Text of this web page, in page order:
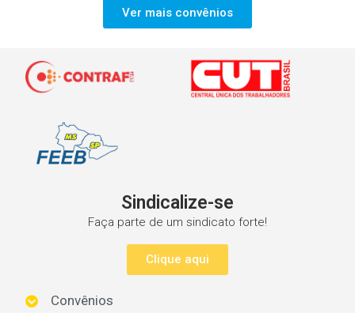
Ver mais convênios
Sindicalize-se
Faça parte de um sindicato forte!
Clique aqui
Convênios